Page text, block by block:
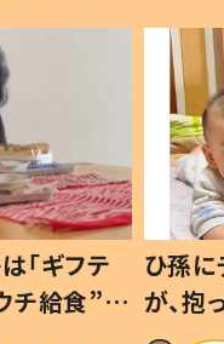
「ギフテ
チ給食”を
ひ孫
が、